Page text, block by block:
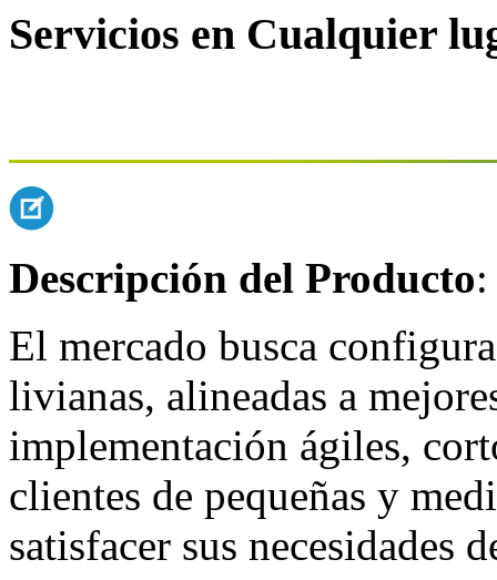
Servicios en Cualquier
Descripción del Producto:
El mercado busca
livianas, alineadas a
implementación ágiles,
clientes de pequeñas y
satisfacer sus necesidades